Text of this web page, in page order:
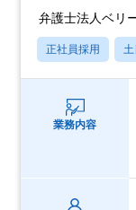
弁護士法人ベリ
正社員採用
業務内容